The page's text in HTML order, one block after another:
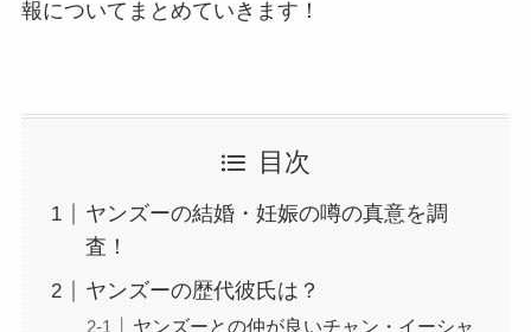
報についてまとめていきます！
目次
ヤンズーの結婚・妊娠の噂の真意を調
査！
ヤンズーの歴代彼氏は？
ヤンズーとの仲が良いチャン・イーシャ